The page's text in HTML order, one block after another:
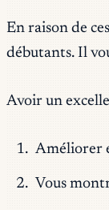
En raison de
débutants. Il
Avoir un
Améliorer
Vous